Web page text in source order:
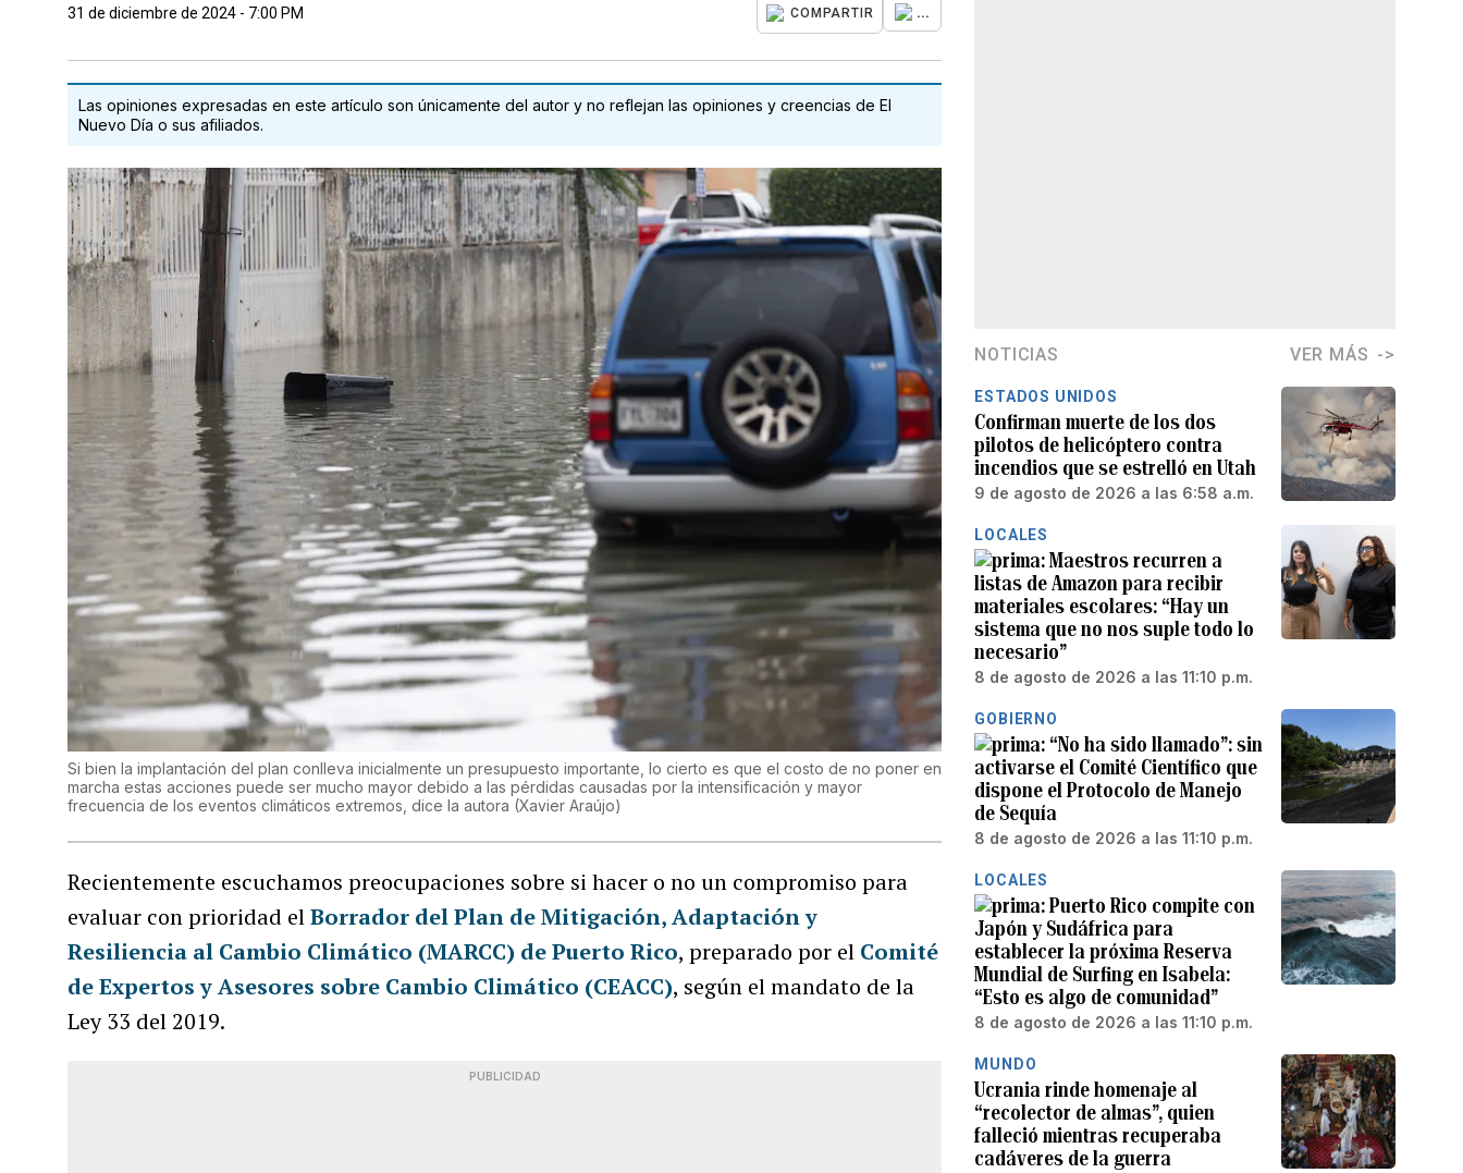
31 de diciembre de 2024 - 7:00 PM COMPARTIR ...
Las opiniones expresadas en este artículo son únicamente del autor y no reflejan las opiniones y creencias de El
Nuevo Día o sus afiliados.
Si bien la implantación del plan conlleva inicialmente un presupuesto importante, lo cierto es que el costo de no poner en
marcha estas acciones puede ser mucho mayor debido a las pérdidas causadas por la intensificación y mayor
frecuencia de los eventos climáticos extremos, dice la autora (Xavier Araújo)
Recientemente escuchamos preocupaciones sobre si hacer o no un compromiso para
evaluar con prioridad elBorrador del Plan de Mitigación, Adaptación y
Resiliencia al Cambio Climático (MARCC) de Puerto Rico, preparado por el Comité
de Expertos y Asesores sobre Cambio Climático (CEACC), según el mandato de la
Ley 33 del 2019.
PUBLICIDAD
NOTICIAS VER MÁS
ESTADOS UNIDOS
Confirman muerte de los dos
pilotos de helicóptero contra
incendios que se estrelló en Utah
9 de agosto de 2026 a las 6:58 a.m.
LOCALES
Maestros recurren a
listas de Amazon para recibir
materiales escolares: “Hay un
sistema que no nos suple todo lo
necesario”
8 de agosto de 2026 a las 11:10 p.m.
GOBIERNO
“No ha sido llamado”: sin
activarse el Comité Científico que
dispone el Protocolo de Manejo
de Sequía
8 de agosto de 2026 a las 11:10 p.m.
LOCALES
Puerto Rico compite con
Japón y Sudáfrica para
establecer la próxima Reserva
Mundial de Surfing en Isabela:
“Esto es algo de comunidad”
8 de agosto de 2026 a las 11:10 p.m.
MUNDO
Ucrania rinde homenaje al
“recolector de almas”, quien
falleció mientras recuperaba
cadáveres de la guerra